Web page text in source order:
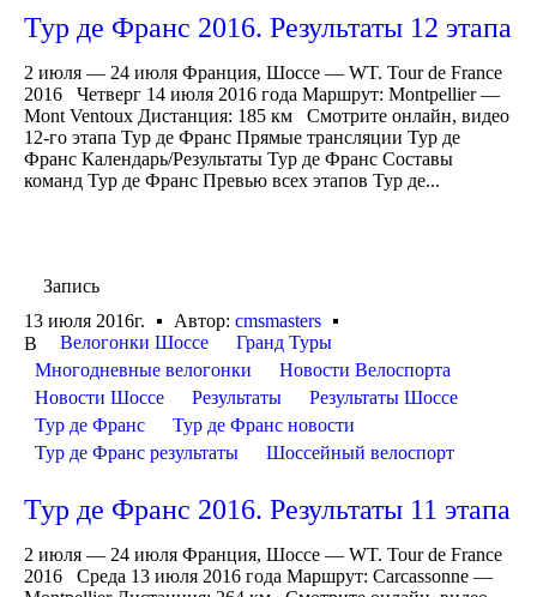
Тур де Франс 2016. Результаты 12 этапа
2 июля — 24 июля Франция, Шоссе — WT. Tour de France
2016 Четверг 14 июля 2016 года Маршрут: Montpellier —
Mont Ventoux Дистанция: 185 км Смотрите онлайн, видео
12-го этапа Тур де Франс Прямые трансляции Тур де
Франс Календарь/Результаты Тур де Франс Составы
команд Тур де Франс Превью всех этапов Тур де...
Запись
13 июля 2016г.
Автор: cmsmasters
В
Велогонки Шоссе
Гранд Туры
Многодневные велогонки
Новости Велоспорта
Новости Шоссе
Результаты
Результаты Шоссе
Тур де Франс
Тур де Франс новости
Тур де Франс результаты
Шоссейный велоспорт
Тур де Франс 2016. Результаты 11 этапа
2 июля — 24 июля Франция, Шоссе — WT. Tour de France
2016 Среда 13 июля 2016 года Маршрут: Carcassonne —